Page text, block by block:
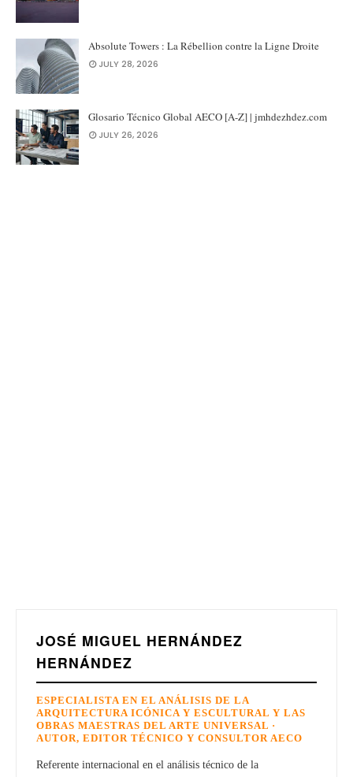
Absolute Towers : La Rébellion contre la Ligne Droite
JULY 28, 2026
Glosario Técnico Global AECO [A-Z] | jmhdezhdez.com
JULY 26, 2026
JOSÉ MIGUEL HERNÁNDEZ
HERNÁNDEZ
ESPECIALISTA EN EL ANÁLISIS DE LA
ARQUITECTURA ICÓNICA Y ESCULTURAL Y LAS
OBRAS MAESTRAS DEL ARTE UNIVERSAL ·
AUTOR, EDITOR TÉCNICO Y CONSULTOR AECO
Referente internacional en el análisis técnico de la